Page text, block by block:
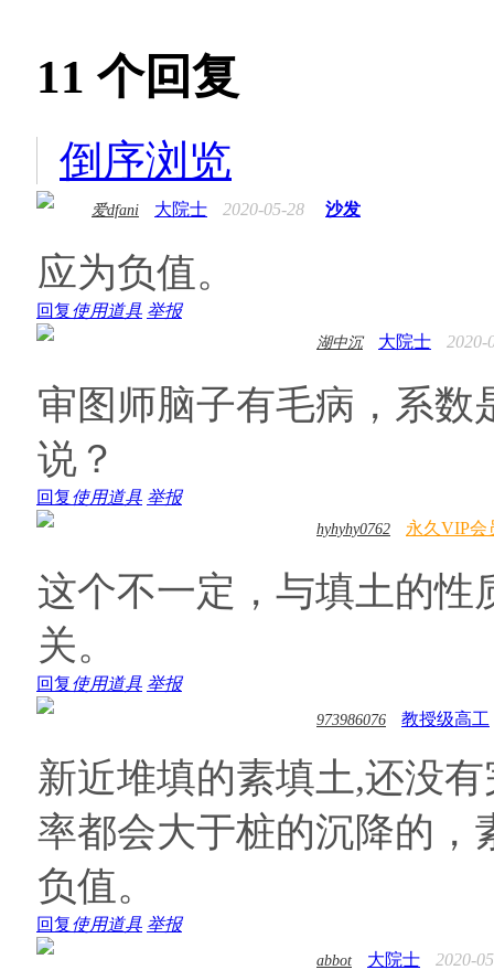
11 个回复
倒序浏览
爱dfani 大院士 2020-05-28 沙发
应为负值。
回复使用道具 举报
湖中沉 大院士 2020-
审图师脑子有毛病，系数
说？
回复使用道具 举报
hyhyhy0762 永久VIP会
这个不一定，与填土的性
关。
回复使用道具 举报
973986076 教授级高工
新近堆填的素填土,还没
率都会大于桩的沉降的，
负值。
回复使用道具 举报
abbot 大院士 2020-